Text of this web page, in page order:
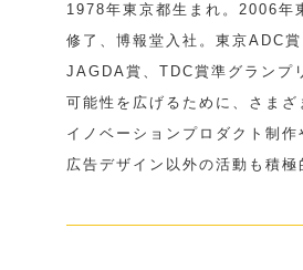
1978年東京都生まれ。2006年
修了、博報堂入社。東京ADC
JAGDA賞、TDC賞準グランプ
可能性を広げるために、さま
イノベーションプロダクト制
広告デザイン以外の活動も積極